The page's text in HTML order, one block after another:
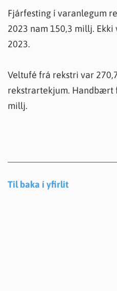
Fjárfesting í varanlegum
2023 nam 150,3 millj.
2023.
Veltufé frá rekstri var
rekstrartekjum. Handbært
millj.
Til baka í yfirlit